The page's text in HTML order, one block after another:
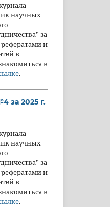
научных
за
рефератами и
в
в
.
за 2025 г.
научных
за
рефератами и
в
в
.